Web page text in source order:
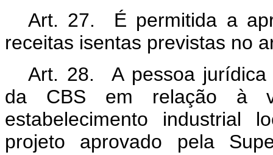
Art. 27. É permitida a
receitas isentas previstas no
Art. 28. A pessoa jurídica
da CBS em relação à
estabelecimento industrial
projeto aprovado pela